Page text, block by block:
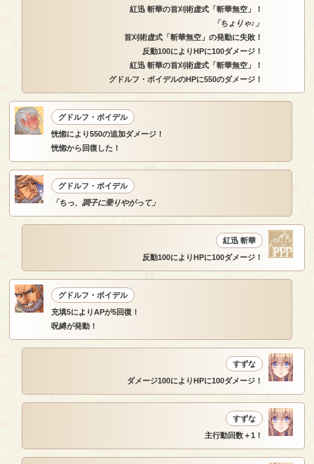
紅迅 斬華の首刈術虚式「斬華無空」！
「ちょりゃ♪」
首刈術虚式「斬華無空」の発動に失敗！
反動100によりHPに100ダメージ！
紅迅 斬華の首刈術虚式「斬華無空」！
グドルフ・ボイデルのHPに550のダメージ！
グドルフ・ボイデル
恍惚により550の追加ダメージ！
恍惚から回復した！
グドルフ・ボイデル
「ちっ、調子に乗りやがって」
紅迅 斬華
反動100によりHPに100ダメージ！
グドルフ・ボイデル
充填5によりAPが5回復！
呪縛が発動！
すずな
ダメージ100によりHPに100ダメージ！
すずな
主行動回数＋1！